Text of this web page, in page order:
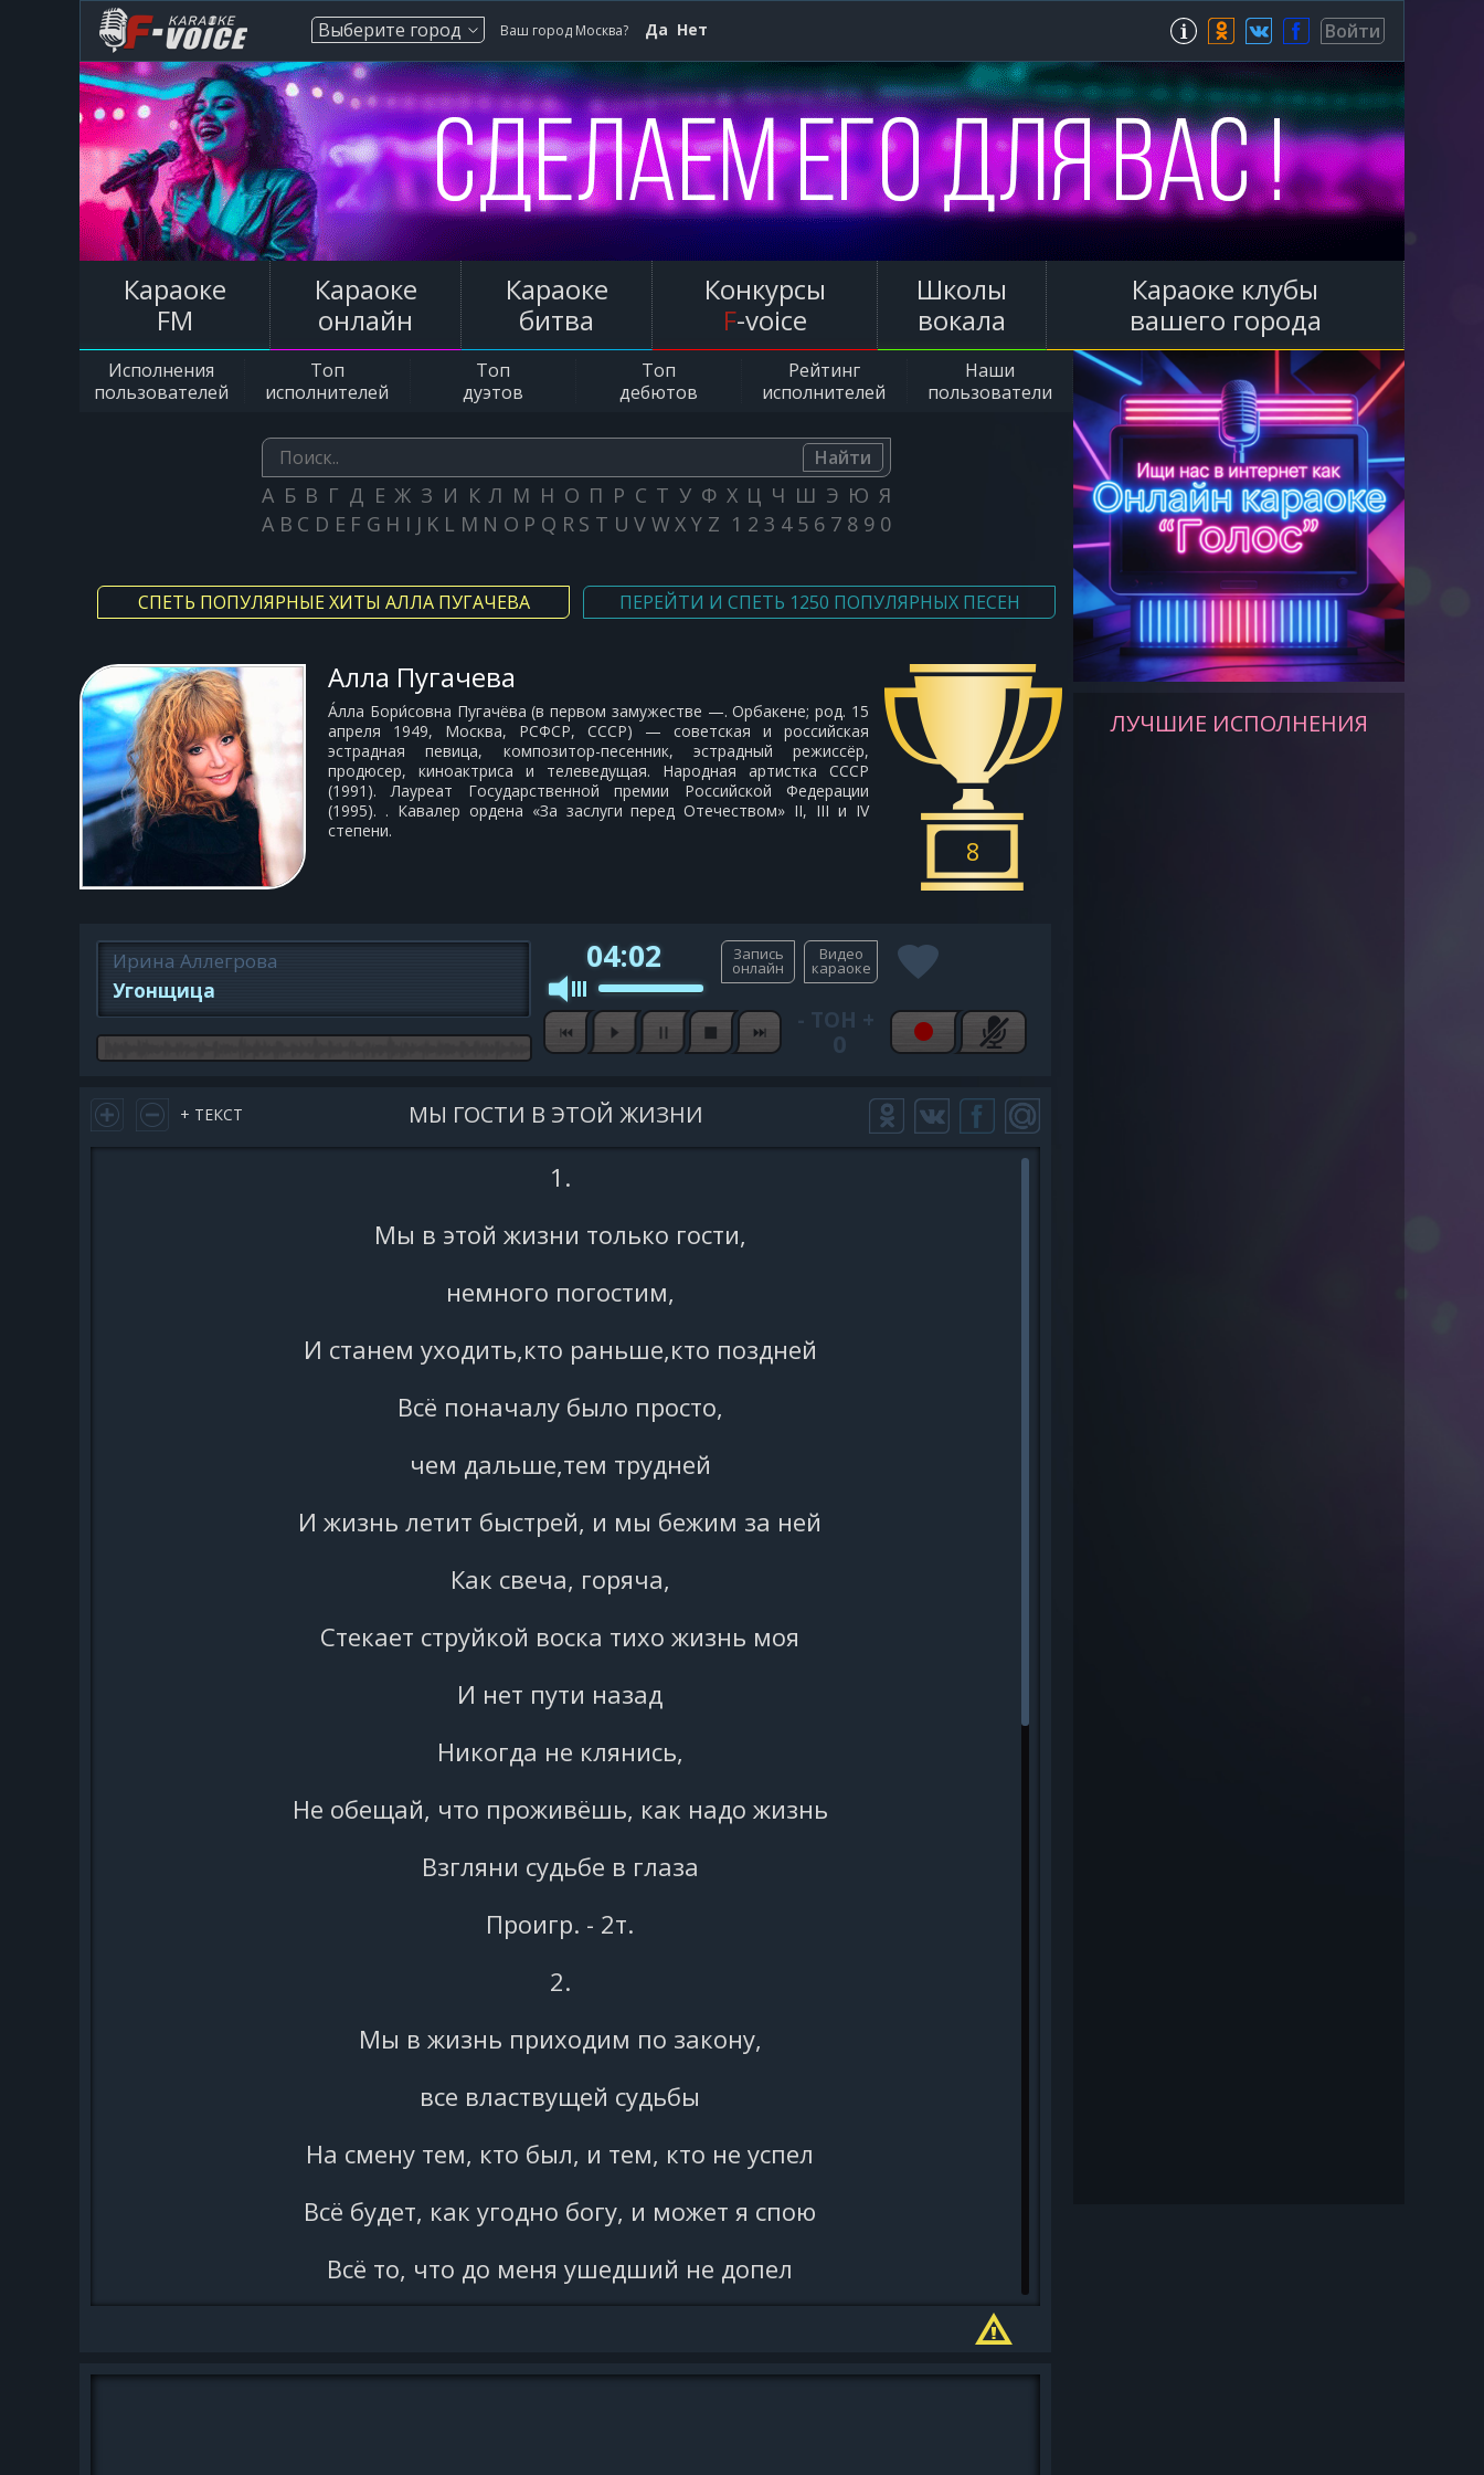
Зарегистрироваться
Выберите город Ваш город Москва? Да Нет Войти
Караоке
FM
Караоке
онлайн
Караоке
битва
Конкурсы
F-voice
Школы
вокала
Караоке клубы
вашего города
Исполнения
пользователей
Топ
исполнителей
Топ
дуэтов
Топ
дебютов
Рейтинг
исполнителей
Наши
пользователи
Найти
А Б В Г Д Е Ж З И К Л М Н О П Р С Т У Ф Х Ц Ч Ш Э Ю Я
A B C D E F G H I J K L M N O P Q R S T U V W X Y Z 1 2 3 4 5 6 7 8 9 0
СПЕТЬ ПОПУЛЯРНЫЕ ХИТЫ АЛЛА ПУГАЧЕВА ПЕРЕЙТИ И СПЕТЬ 1250 ПОПУЛЯРНЫХ ПЕСЕН
Алла Пугачева
А́лла Бори́совна Пугачёва (в первом замужестве —. Орбакене; род. 15
апреля 1949, Москва, РСФСР, СССР) — советская и российская
эстрадная певица, композитор-песенник, эстрадный режиссёр,
продюсер, киноактриса и телеведущая. Народная артистка СССР
(1991). Лауреат Государственной премии Российской Федерации
(1995). . Кавалер ордена «За заслуги перед Отечеством» II, III и IV
степени.
8
Ирина Аллегрова
Угонщица
04:02
- ТОН +
0
+ ТЕКСТ МЫ ГОСТИ В ЭТОЙ ЖИЗНИ
1.
Мы в этой жизни только гости,
немного погостим,
И станем уходить,кто раньше,кто поздней
Всё поначалу было просто,
чем дальше,тем трудней
И жизнь летит быстрей, и мы бежим за ней
Как свеча, горяча,
Стекает струйкой воска тихо жизнь моя
И нет пути назад
Никогда не клянись,
Не обещай, что проживёшь, как надо жизнь
Взгляни судьбе в глаза
Проигр. - 2т.
2.
Мы в жизнь приходим по закону,
все властвущей судьбы
На смену тем, кто был, и тем, кто не успел
Всё будет, как угодно богу, и может я спою
Всё то, что до меня ушедший не допел
И от судьбы, как ни старайся, не уйти
ЛУЧШИЕ ИСПОЛНЕНИЯ